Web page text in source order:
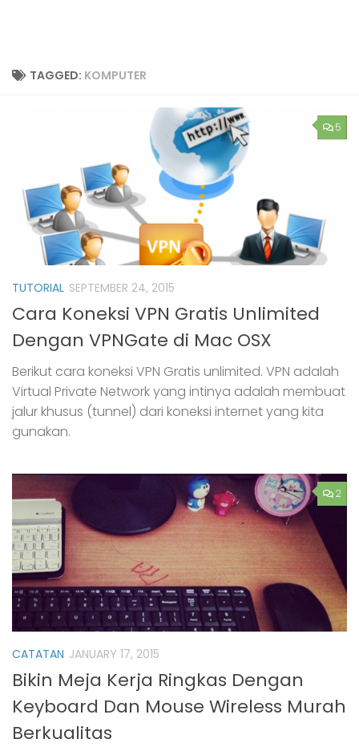
TAGGED: KOMPUTER
5
TUTORIAL SEPTEMBER 24, 2015
Cara Koneksi VPN Gratis Unlimited
Dengan VPNGate di Mac OSX
Berikut cara koneksi VPN Gratis unlimited. VPN adalah
Virtual Private Network yang intinya adalah membuat
jalur khusus (tunnel) dari koneksi internet yang kita
gunakan.
2
CATATAN JANUARY 17, 2015
Bikin Meja Kerja Ringkas Dengan
Keyboard Dan Mouse Wireless Murah
Berkualitas